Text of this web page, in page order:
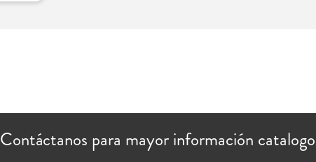
Contáctanos para mayor información